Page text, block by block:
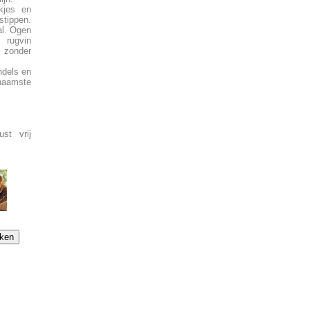
en
Ogen
rugvin
en
vrij